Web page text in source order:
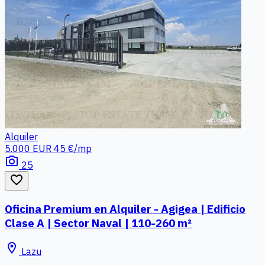
Alquiler
5.000 EUR 45 €/mp
photo_camera 25
favorite_border
Oficina Premium en Alquiler - Agigea | Edificio
Clase A | Sector Naval | 110-260 m²
location_on Lazu